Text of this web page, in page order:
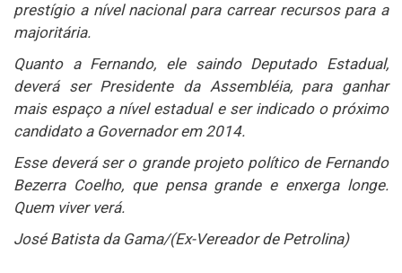
prestígio a nível nacional para carrear recursos para a
majoritária.
Quanto a Fernando, ele saindo Deputado Estadual,
deverá ser Presidente da Assembléia, para ganhar
mais espaço a nível estadual e ser indicado o próximo
candidato a Governador em 2014.
Esse deverá ser o grande projeto político de Fernando
Bezerra Coelho, que pensa grande e enxerga longe.
Quem viver verá.
José Batista da Gama/(Ex-Vereador de Petrolina)